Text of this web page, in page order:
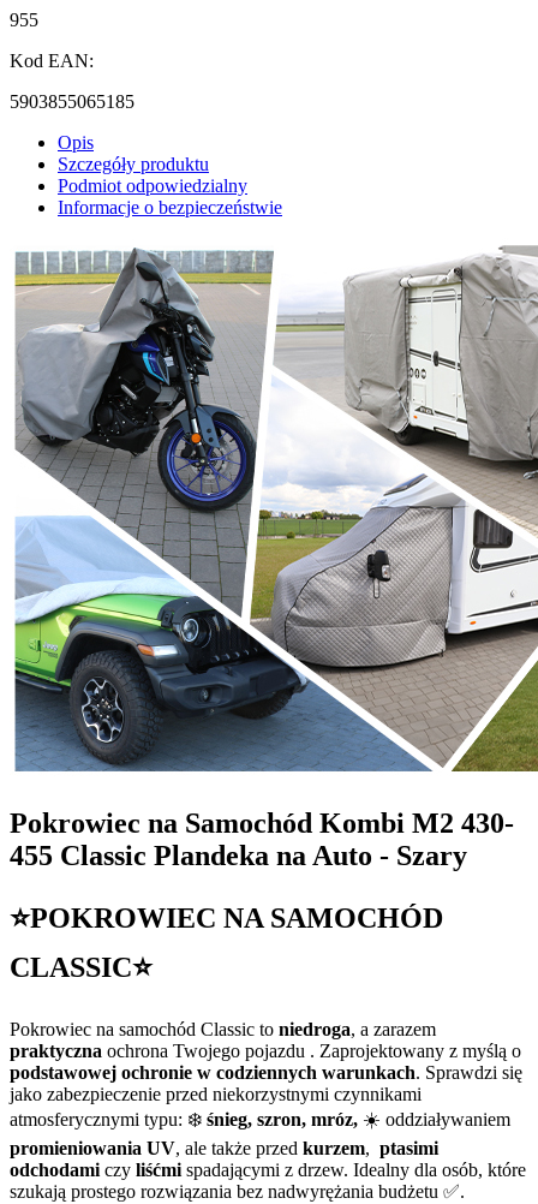
955
Kod EAN:
5903855065185
Opis
Szczegóły produktu
Podmiot odpowiedzialny
Informacje o bezpieczeństwie
Pokrowiec na Samochód Kombi M2 430-
455 Classic Plandeka na Auto - Szary
⭐POKROWIEC NA SAMOCHÓD
CLASSIC⭐
Pokrowiec na samochód Classic to niedroga, a zarazem
praktyczna ochrona Twojego pojazdu . Zaprojektowany z myślą o
podstawowej ochronie w codziennych warunkach. Sprawdzi się
jako zabezpieczenie przed niekorzystnymi czynnikami
atmosferycznymi typu: ❄️ śnieg, szron, mróz, ☀️ oddziaływaniem
promieniowania UV, ale także przed kurzem, ptasimi
odchodami czy liśćmi spadającymi z drzew. Idealny dla osób, które
szukają prostego rozwiązania bez nadwyrężania budżetu ✅.